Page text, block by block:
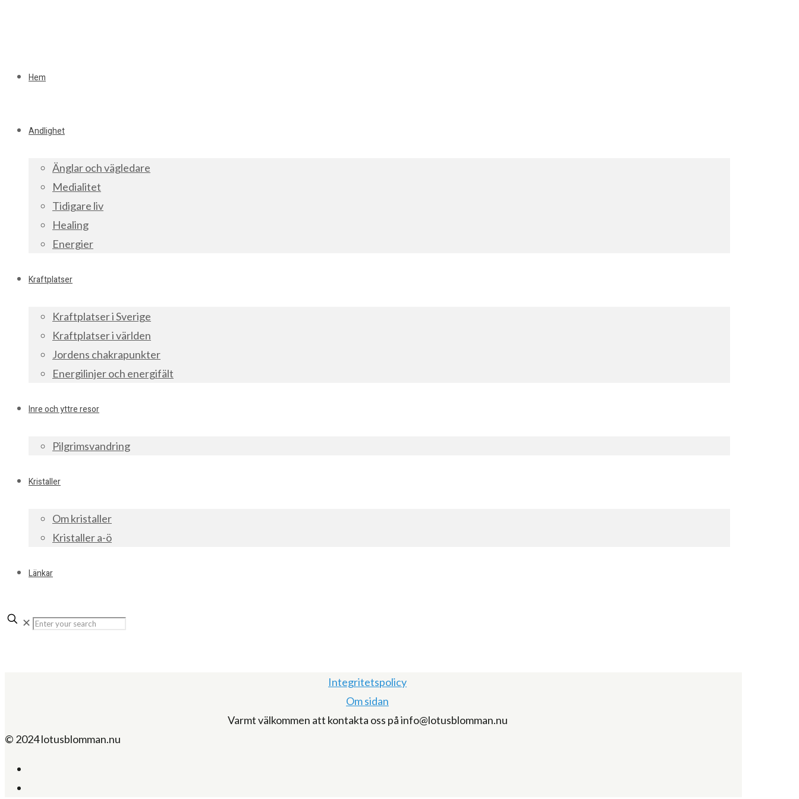
Hem
Andlighet
Änglar och vägledare
Medialitet
Tidigare liv
Healing
Energier
Kraftplatser
Kraftplatser i Sverige
Kraftplatser i världen
Jordens chakrapunkter
Energilinjer och energifält
Inre och yttre resor
Pilgrimsvandring
Kristaller
Om kristaller
Kristaller a-ö
Länkar
✕
Integritetspolicy
Om sidan
Varmt välkommen att kontakta oss på info@lotusblomman.nu
© 2024 lotusblomman.nu